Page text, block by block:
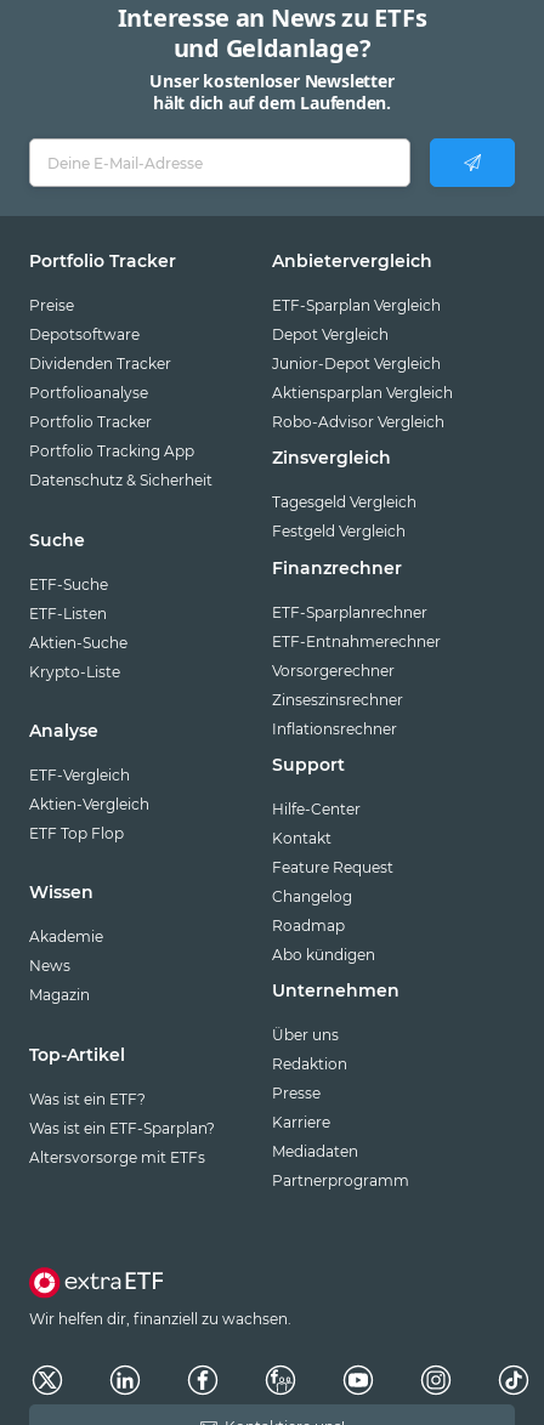
Interesse an News zu ETFs
und Geldanlage?
Unser kostenloser Newsletter
hält dich auf dem Laufenden.
Portfolio Tracker
Preise
Depotsoftware
Dividenden Tracker
Portfolioanalyse
Portfolio Tracker
Portfolio Tracking App
Datenschutz & Sicherheit
Suche
ETF-Suche
ETF-Listen
Aktien-Suche
Krypto-Liste
Analyse
ETF-Vergleich
Aktien-Vergleich
ETF Top Flop
Wissen
Akademie
News
Magazin
Top-Artikel
Was ist ein ETF?
Was ist ein ETF-Sparplan?
Altersvorsorge mit ETFs
Anbietervergleich
ETF-Sparplan Vergleich
Depot Vergleich
Junior-Depot Vergleich
Aktiensparplan Vergleich
Robo-Advisor Vergleich
Zinsvergleich
Tagesgeld Vergleich
Festgeld Vergleich
Finanzrechner
ETF-Sparplanrechner
ETF-Entnahmerechner
Vorsorgerechner
Zinseszinsrechner
Inflationsrechner
Support
Hilfe-Center
Kontakt
Feature Request
Changelog
Roadmap
Abo kündigen
Unternehmen
Über uns
Redaktion
Presse
Karriere
Mediadaten
Partnerprogramm
Wir helfen dir, finanziell zu wachsen.